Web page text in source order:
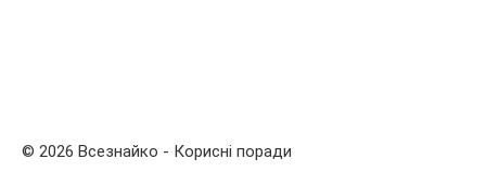
© 2026 Всезнайко - Корисні поради